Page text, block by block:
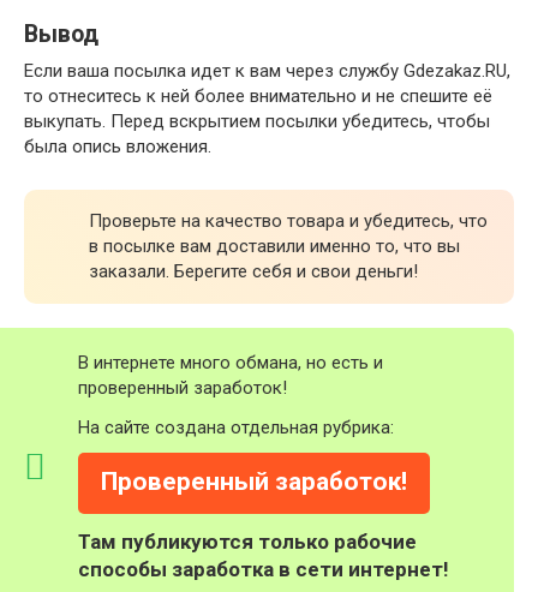
Вывод
Если ваша посылка идет к вам через службу Gdezakaz.RU,
то отнеситесь к ней более внимательно и не спешите её
выкупать. Перед вскрытием посылки убедитесь, чтобы
была опись вложения.
Проверьте на качество товара и убедитесь, что
в посылке вам доставили именно то, что вы
заказали. Берегите себя и свои деньги!
В интернете много обмана, но есть и
проверенный заработок!
На сайте создана отдельная рубрика:
Проверенный заработок!
Там публикуются только рабочие
способы заработка в сети интернет!